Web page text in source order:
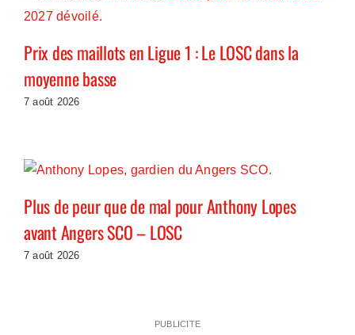
Prix des maillots en Ligue 1 : Le LOSC dans la
moyenne basse
7 août 2026
Plus de peur que de mal pour Anthony Lopes
avant Angers SCO – LOSC
7 août 2026
PUBLICITE